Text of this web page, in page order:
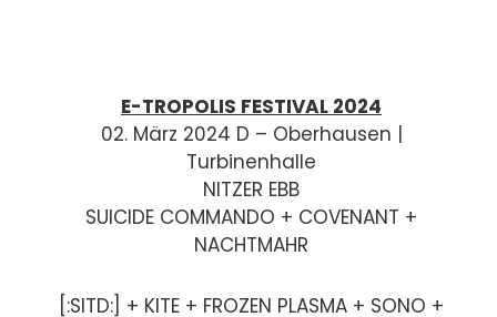
E-TROPOLIS FESTIVAL 2024
02. März 2024 D – Oberhausen |
Turbinenhalle
NITZER EBB
SUICIDE COMMANDO + COVENANT +
NACHTMAHR
[:SITD:] + KITE + FROZEN PLASMA + SONO +